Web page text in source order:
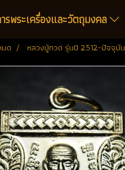
รพระเครื่องและวัตถุมงคล
ด หลวงปู่ทวด รุ่นปี 2512-ปัจจุบัน